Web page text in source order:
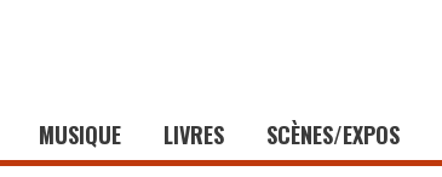
MUSIQUE LIVRES SCÈNES/EXPOS